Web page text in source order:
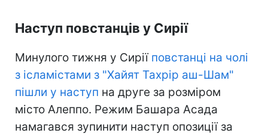
Наступ повстанців у Сирії
Минулого тижня у Сирії повстанці на чолі
з ісламістами з "Хайят Тахрір аш-Шам"
пішли у наступ на друге за розміром
місто Алеппо. Режим Башара Асада
намагався зупинити наступ опозиції за